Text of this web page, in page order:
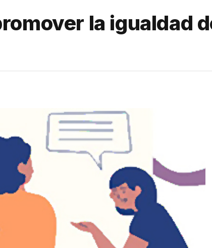
la igualdad